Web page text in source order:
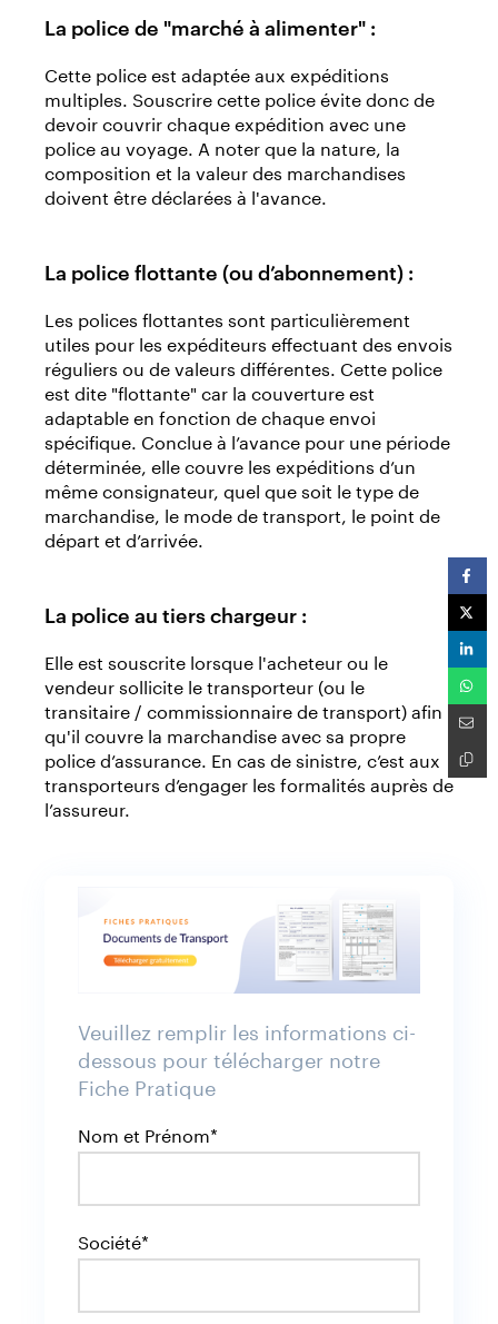
La police de "marché à alimenter" :
Cette police est adaptée aux expéditions
multiples. Souscrire cette police évite donc de
devoir couvrir chaque expédition avec une
police au voyage. A noter que la nature, la
composition et la valeur des marchandises
doivent être déclarées à l'avance.
La police flottante (ou d’abonnement) :
Les polices flottantes sont particulièrement
utiles pour les expéditeurs effectuant des envois
réguliers ou de valeurs différentes. Cette police
est dite "flottante" car la couverture est
adaptable en fonction de chaque envoi
spécifique. Conclue à l’avance pour une période
déterminée, elle couvre les expéditions d’un
même consignateur, quel que soit le type de
marchandise, le mode de transport, le point de
départ et d’arrivée.
La police au tiers chargeur :
Elle est souscrite lorsque l'acheteur ou le
vendeur sollicite le transporteur (ou le
transitaire / commissionnaire de transport) afin
qu'il couvre la marchandise avec sa propre
police d’assurance. En cas de sinistre, c’est aux
transporteurs d’engager les formalités auprès de
l’assureur.
Veuillez remplir les informations ci-
dessous pour télécharger notre
Fiche Pratique
Nom et Prénom*
Société*